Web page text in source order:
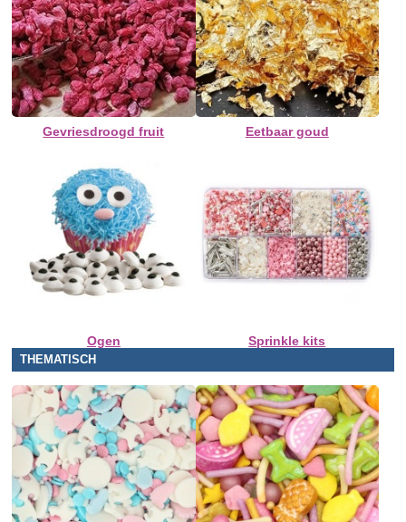
Gevriesdroogd fruit Eetbaar goud
Ogen Sprinkle kits
THEMATISCH